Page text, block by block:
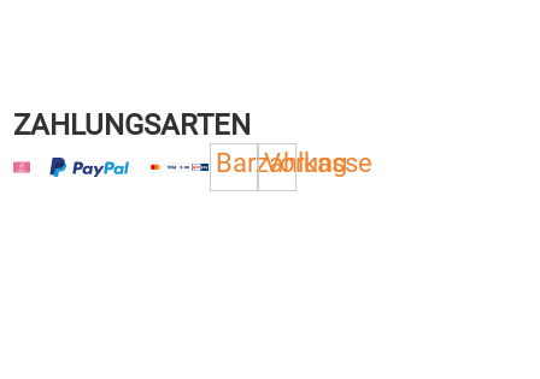
ZAHLUNGSARTEN
Barzahlung
Vorkasse